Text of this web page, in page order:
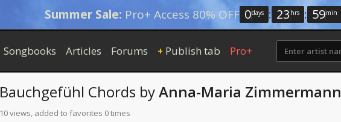
Summer Sale: Pro+ Access 80% OFF 0days : 23 hrs : 59min
Songbooks Articles Forums + Publish tab Pro+
Bauchgefühl Chords byAnna-Maria Zimmermann
10 views, added to favorites 0 times